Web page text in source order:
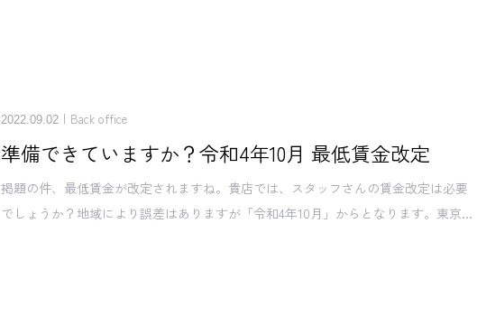
2022.09.02 Back office
準備できていますか？令和4年10月 最低賃金改定
掲題の件、最低賃金が改定されますね。貴店では、スタッフさんの賃金改定は必要
でしょうか？地域により誤差はありますが「令和4年10月」からとなります。東京...